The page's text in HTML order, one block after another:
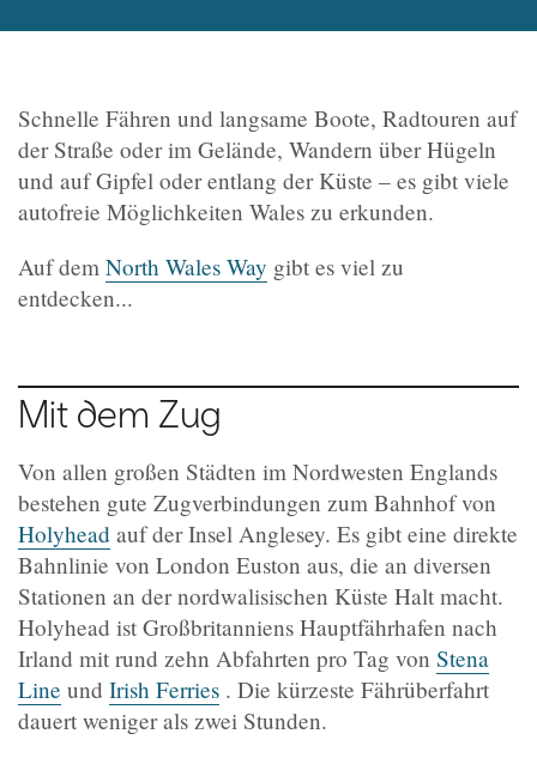
Schnelle Fähren und langsame Boote, Radtouren auf
der Straße oder im Gelände, Wandern über Hügeln
und auf Gipfel oder entlang der Küste – es gibt viele
autofreie Möglichkeiten Wales zu erkunden.
Auf dem North Wales Way gibt es viel zu
entdecken...
Mit dem Zug
Von allen großen Städten im Nordwesten Englands
bestehen gute Zugverbindungen zum Bahnhof von
Holyhead auf der Insel Anglesey. Es gibt eine direkte
Bahnlinie von London Euston aus, die an diversen
Stationen an der nordwalisischen Küste Halt macht.
Holyhead ist Großbritanniens Hauptfährhafen nach
Irland mit rund zehn Abfahrten pro Tag von Stena
Line und Irish Ferries . Die kürzeste Fährüberfahrt
dauert weniger als zwei Stunden.